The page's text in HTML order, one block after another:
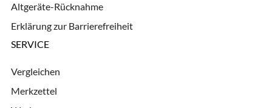
Altgeräte-Rücknahme
Erklärung zur Barrierefreiheit
SERVICE
Vergleichen
Merkzettel